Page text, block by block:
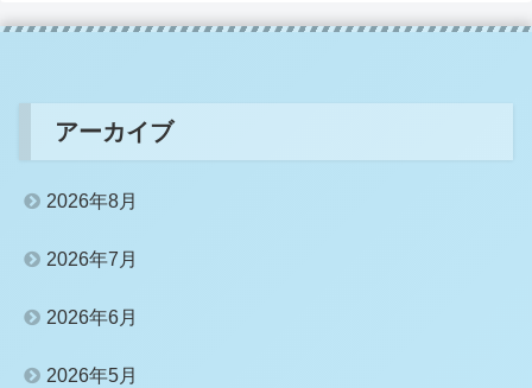
アーカイブ
2026年8月
2026年7月
2026年6月
2026年5月